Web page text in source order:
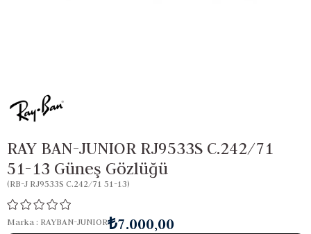
RAY BAN-JUNIOR RJ9533S C.242/71
51-13 Güneş Gözlüğü
(RB-J RJ9533S C.242/71 51-13)
Marka : RAYBAN-JUNIOR₺7.000,00